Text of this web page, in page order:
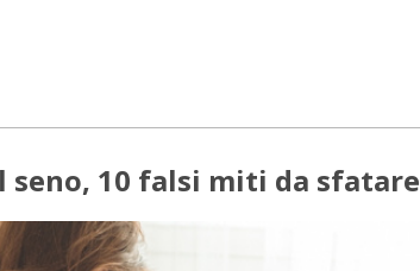
10 falsi miti da sfatare